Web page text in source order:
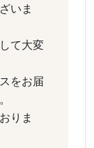
いま
て大変
をお届
りま